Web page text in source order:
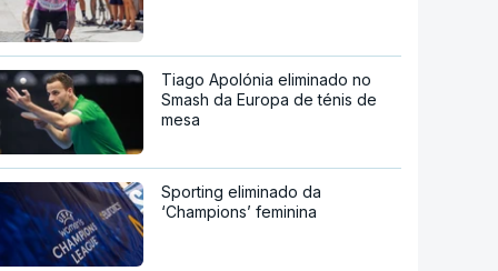
Tiago Apolónia eliminado no
Smash da Europa de ténis de
mesa
Sporting eliminado da
‘Champions’ feminina